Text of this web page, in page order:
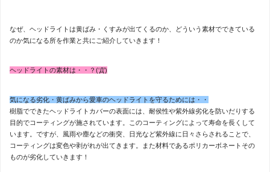
なぜ、ヘッドライトは黄ばみ・くすみが出てくるのか、どういう素材でできている
のか気になる所を作業と共にご紹介していきます！
ヘッドライトの素材は・・？(‘Д’)
気になる劣化・黄ばみから愛車のヘッドライトを守るためには・・
樹脂でできたヘッドライトカバーの表面には、耐侯性や紫外線劣化を防いだりする
目的でコーティングが施されています。このコーティングによって寿命を長くして
います。ですが、風雨や塵などの衝突、日光など紫外線に日々さらされることで、
コーティングは変色や剥がれが出てきます。また材料であるポリカーボネートその
ものが劣化していきます！